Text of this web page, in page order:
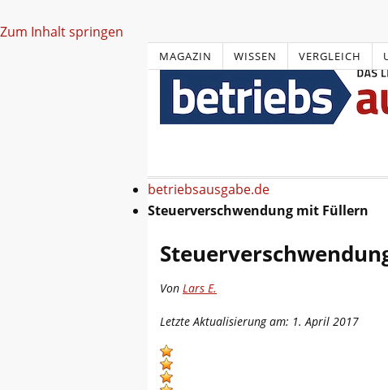
Zum Inhalt springen
MAGAZIN WISSEN VERGLEICH
betriebsausgabe.de
Steuerverschwendung mit Füllern
Von Lars E.
Letzte Aktualisierung am: 1. April 2017